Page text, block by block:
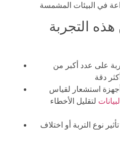
التجربة
على عدد أكبر من
استشعار لقياس
لتقليل الأخطاء
نوع التربة أو اختلاف